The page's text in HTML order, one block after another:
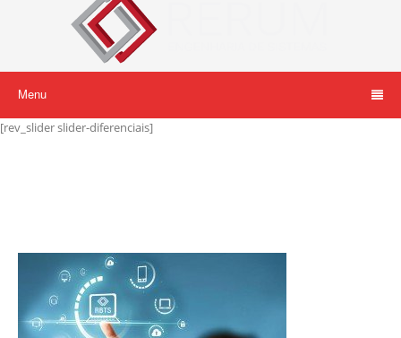
Menu
[rev_slider slider-diferenciais]